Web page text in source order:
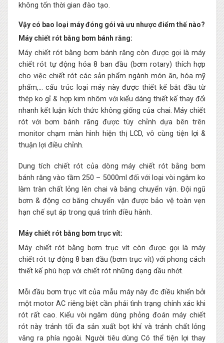
không tốn thời gian đào tạo.
Vậy có bao loại máy đóng gói và ưu nhược điểm thế nào?
Máy chiết rót bằng bơm bánh răng:
Máy chiết rót bằng bơm bánh răng còn được gọi là máy
chiết rót tự động hóa 8 ban đầu (bơm rotary) thích hợp
cho việc chiết rót các sản phẩm ngành món ăn, hóa mỹ
phẩm,… cấu trúc loại máy này được thiết kế bắt đầu từ
thép ko gỉ & hợp kim nhôm với kiểu dáng thiết kế thay đổi
nhanh kết luận kích thức không giống của chai. Máy chiết
rót với bơm bánh răng được tùy chỉnh dựa bên trên
monitor chạm màn hình hiện thị LCD, vô cùng tiện lợi &
thuận lợi điều chỉnh.
Dung tích chiết rót của dòng máy chiết rót bằng bơm
bánh răng vào tầm 250 – 5000ml đối với loại vòi ngâm ko
làm tràn chất lỏng lên chai và băng chuyển vận. Đội ngũ
bơm & động cơ băng chuyển vận được bảo vệ toàn vẹn
hạn chế sụt áp trong quá trình điều hành.
Máy chiết rót bằng bơm trục vít:
Máy chiết rót bằng bơm trục vít còn được gọi là máy
chiết rót tự động 8 ban đầu (bơm trục vít) với phong cách
thiết kế phù hợp với chiết rót những dạng dầu nhớt.
Mỗi đầu bơm trục vít của mẫu máy này đc điều khiển bởi
một motor AC riêng biệt cần phải tình trạng chính xác khi
rót rất cao. Kiểu vòi ngâm dùng phỏng đoán máy chiết
rót này tránh tối đa sản xuất bọt khí và tránh chất lỏng
văng ra phía ngoài. Người tiêu dùng Có thể tiện lợi thay